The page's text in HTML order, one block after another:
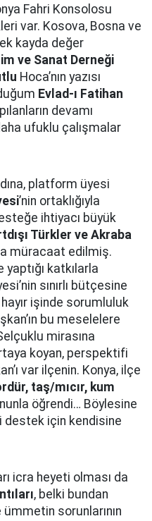
Fahri Konsolosu
var. Kosova, Bosna ve
kayda değer
ve Sanat Derneği
Hoca’nın yazısı
Evlad-ı Fatihan
devamı
ufuklu çalışmalar
platform üyesi
’nin ortaklığıyla
ihtiyacı büyük
Türkler ve Akraba
müracaat edilmiş.
katkılarla
sınırlı bütçesine
işinde sorumluluk
bu meselelere
mirasına
koyan, perspektifi
var ilçenin. Konya, ilçe
taş/mıcır, kum
öğrendi… Böylesine
destek için kendisine
icra heyeti olması da
, belki bundan
sorunlarının